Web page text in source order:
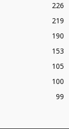
226
219
190
153
105
100
99